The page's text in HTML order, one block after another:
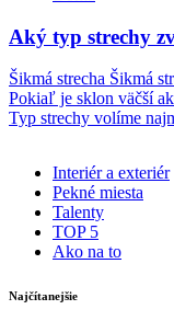
Aký typ strechy
Šikmá strecha Šikmá
Pokiaľ je sklon väčší
Typ strechy volíme
Interiér a exteriér
Pekné miesta
Talenty
TOP 5
Ako na to
Najčítanejšie